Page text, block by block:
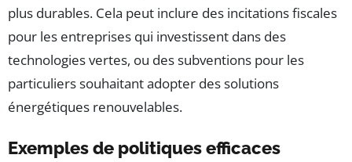
plus durables. Cela peut inclure des incitations fiscales
pour les entreprises qui investissent dans des
technologies vertes, ou des subventions pour les
particuliers souhaitant adopter des solutions
énergétiques renouvelables.
Exemples de politiques efficaces